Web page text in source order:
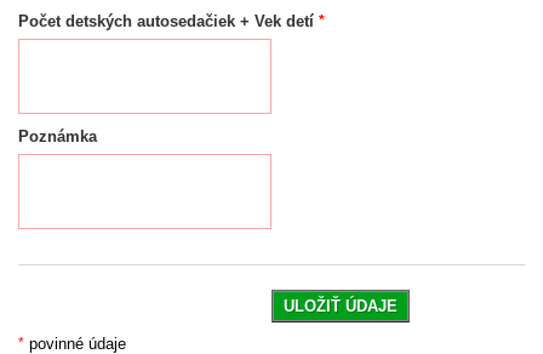
Počet detských autosedačiek + Vek detí *
Poznámka
ULOŽIŤ ÚDAJE
* povinné údaje